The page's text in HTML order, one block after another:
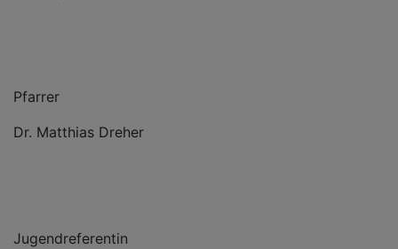
Pfarrer
Dr. Matthias Dreher
Jugendreferentin